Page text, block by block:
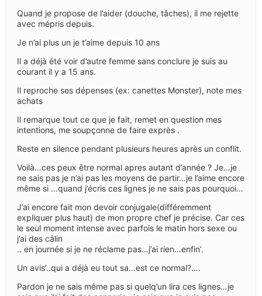
Quand je propose de l’aider (douche, tâches), il me rejette
avec mépris depuis.
Je n’ai plus un je t’aime depuis 10 ans
Il a déjà été voir d’autre femme sans conclure je suis au
courant il y a 15 ans.
Il reproche ses dépenses (ex: canettes Monster), note mes
achats
Il remarque tout ce que je fait, remet en question mes
intentions, me soupçonne de faire exprès .
Reste en silence pendant plusieurs heures après un conflit.
Voilà…ces peux être normal apres autant d’année ? Je…je
ne sais pas je n’ai pas les moyens de partir…je l’aime encore
même si …quand j’écris ces lignes je ne sais pas pourquoi…
J’ai encore fait mon devoir conjugale(différemment
expliquer plus haut) de mon propre chef je précise. Car ces
le seul moment intense avec parfois le matin hors sexe ou
j’ai des câlin
.. en journée si je ne réclame pas…j’ai rien…enfin’.
Un avis’..qui a déjà eu tout sa…est ce normal?….
Pardon je ne sais même pas si quelq’un lira ces lignes…je